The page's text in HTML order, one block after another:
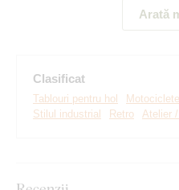
Multe decoruri din care
Montaj pe care îl
Arată
Clasificat
Tablouri pentru hol Motociclete
Stilul industrial
Retro Atelier